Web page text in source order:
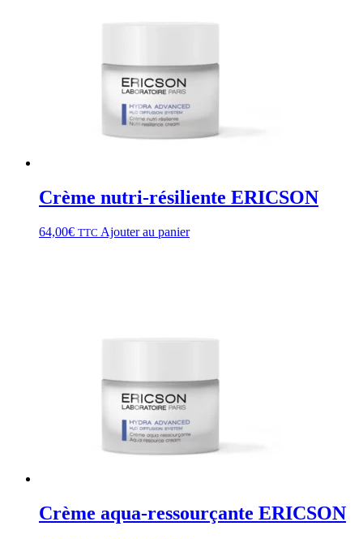
Crème nutri-résiliente ERICSON
64,00€ TTC Ajouter au panier
Crème aqua-ressourçante ERICSON